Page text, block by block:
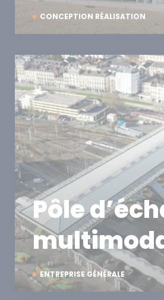
CONCEPTION RÉALISATION
ENTREPRISE GÉNÉRALE
Pôle